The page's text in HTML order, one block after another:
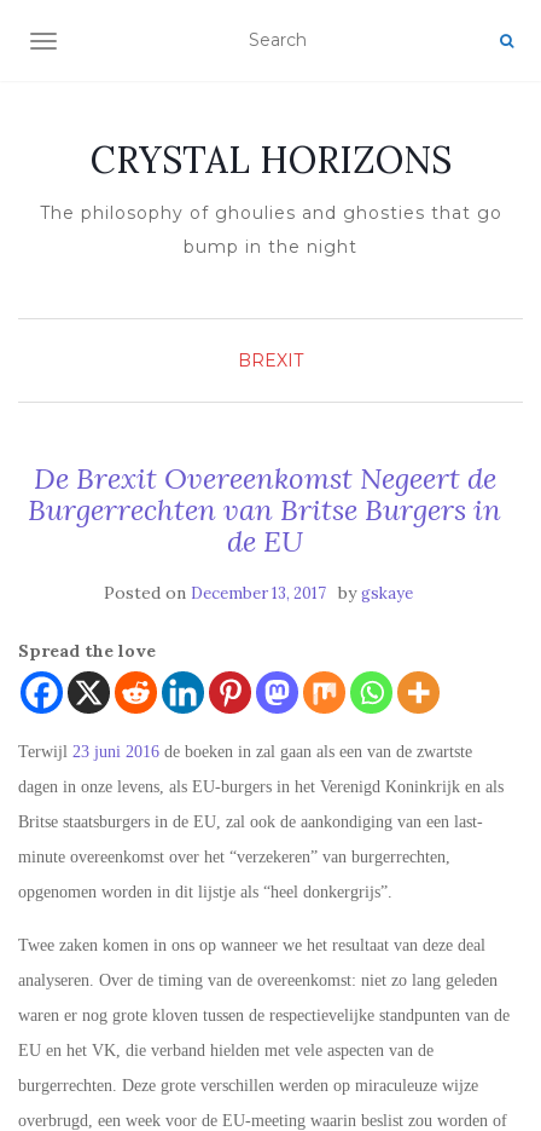
TOGGLE NAVIGATION
CRYSTAL HORIZONS
The philosophy of ghoulies and ghosties that go
bump in the night
BREXIT
De Brexit Overeenkomst Negeert de
Burgerrechten van Britse Burgers in
de EU
Posted on December 13, 2017 bygskaye
Spread the love
Terwijl 23 juni 2016 de boeken in zal gaan als een van de zwartste
dagen in onze levens, als EU-burgers in het Verenigd Koninkrijk en als
Britse staatsburgers in de EU, zal ook de aankondiging van een last-
minute overeenkomst over het “verzekeren” van burgerrechten,
opgenomen worden in dit lijstje als “heel donkergrijs”.
Twee zaken komen in ons op wanneer we het resultaat van deze deal
analyseren. Over de timing van de overeenkomst: niet zo lang geleden
waren er nog grote kloven tussen de respectievelijke standpunten van de
EU en het VK, die verband hielden met vele aspecten van de
burgerrechten. Deze grote verschillen werden op miraculeuze wijze
overbrugd, een week voor de EU-meeting waarin beslist zou worden of